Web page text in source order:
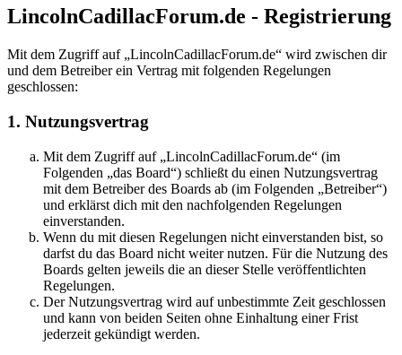
LincolnCadillacForum.de - Registrierung
Mit dem Zugriff auf „LincolnCadillacForum.de“ wird zwischen dir
und dem Betreiber ein Vertrag mit folgenden Regelungen
geschlossen:
1. Nutzungsvertrag
Mit dem Zugriff auf „LincolnCadillacForum.de“ (im
Folgenden „das Board“) schließt du einen Nutzungsvertrag
mit dem Betreiber des Boards ab (im Folgenden „Betreiber“)
und erklärst dich mit den nachfolgenden Regelungen
einverstanden.
Wenn du mit diesen Regelungen nicht einverstanden bist, so
darfst du das Board nicht weiter nutzen. Für die Nutzung des
Boards gelten jeweils die an dieser Stelle veröffentlichten
Regelungen.
Der Nutzungsvertrag wird auf unbestimmte Zeit geschlossen
und kann von beiden Seiten ohne Einhaltung einer Frist
jederzeit gekündigt werden.